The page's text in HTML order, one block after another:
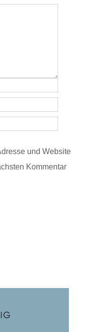
und Website
Kommentar